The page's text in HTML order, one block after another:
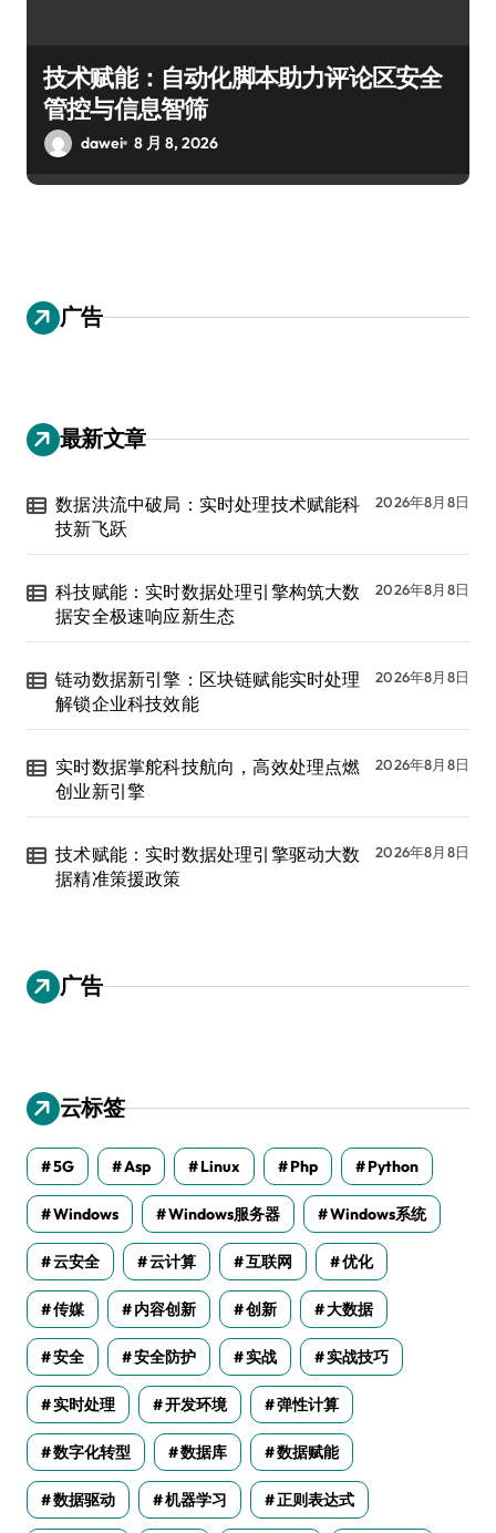
技术赋能：自动化脚本助力评论区安全
管控与信息智筛
dawei 8 月 8, 2026
广告
最新文章
数据洪流中破局：实时处理技术赋能科
技新飞跃
2026年8月8日
科技赋能：实时数据处理引擎构筑大数
据安全极速响应新生态
2026年8月8日
链动数据新引擎：区块链赋能实时处理
解锁企业科技效能
2026年8月8日
实时数据掌舵科技航向，高效处理点燃
创业新引擎
2026年8月8日
技术赋能：实时数据处理引擎驱动大数
据精准策援政策
2026年8月8日
广告
云标签
5G Asp Linux Php Python
Windows Windows服务器 Windows系统
云安全 云计算 互联网 优化
传媒 内容创新 创新 大数据
安全 安全防护 实战 实战技巧
实时处理 开发环境 弹性计算
数字化转型 数据库 数据赋能
数据驱动 机器学习 正则表达式